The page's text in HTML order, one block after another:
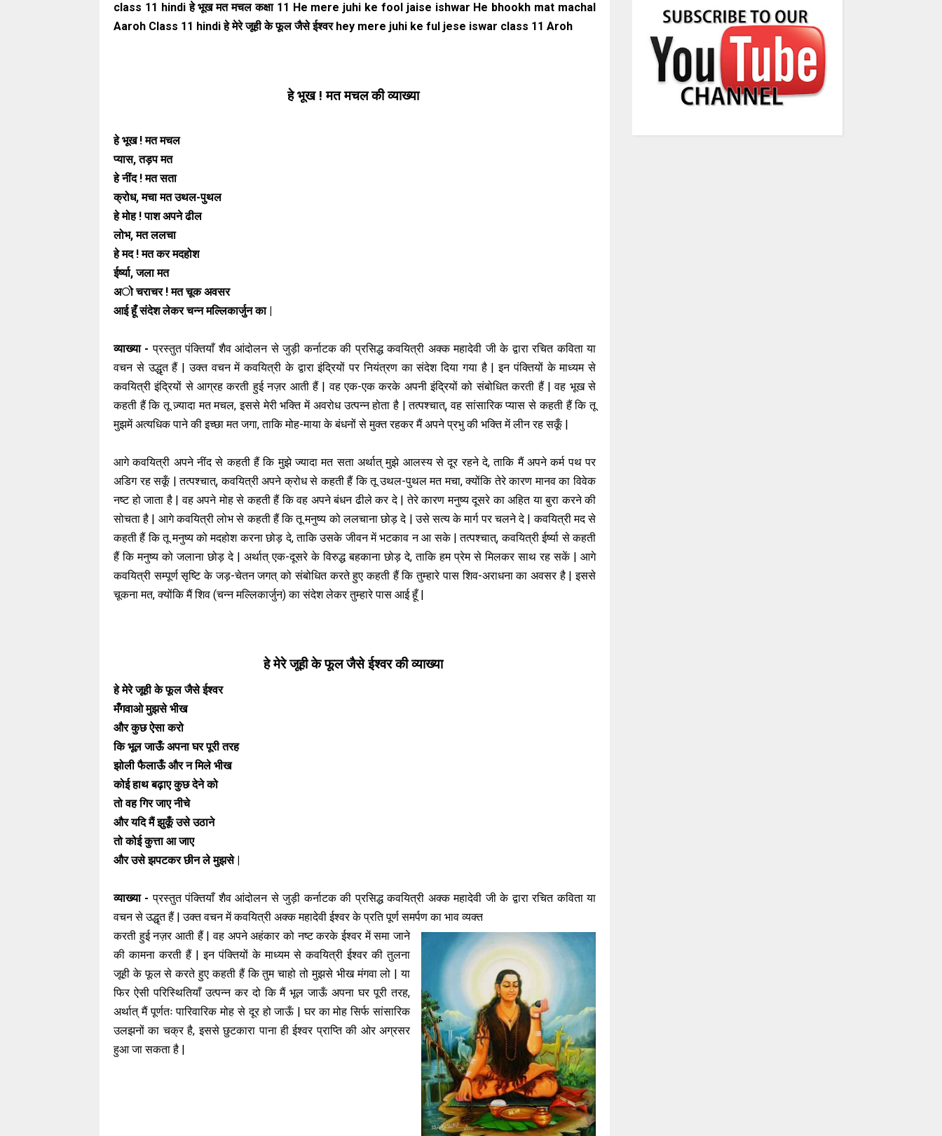
class 11 hindi हे भूख मत मचल कक्षा 11 He mere juhi ke fool jaise ishwar He bhookh mat machal
Aaroh Class 11 hindi हे मेरे जूही के फूल जैसे ईश्वर hey mere juhi ke ful jese iswar class 11 Aroh
हे भूख ! मत मचल की व्याख्या
हे भूख ! मत मचल
प्यास, तड़प मत
हे नींद ! मत सता
क्रोध, मचा मत उथल-पुथल
हे मोह ! पाश अपने ढील
लोभ, मत ललचा
हे मद ! मत कर मदहोश
ईर्ष्या, जला मत
अो चराचर ! मत चूक अवसर
आई हूँ संदेश लेकर चन्न मल्लिकार्जुन का |
व्याख्या - प्रस्तुत पंक्तियाँ शैव आंदोलन से जुड़ी कर्नाटक की प्रसिद्ध कवयित्री अक्क महादेवी जी के द्वारा रचित कविता या
वचन से उद्धृत हैं | उक्त वचन में कवयित्री के द्वारा इंद्रियों पर नियंत्रण का संदेश दिया गया है | इन पंक्तियों के माध्यम से
कवयित्री इंद्रियों से आग्रह करती हुई नज़र आती हैं | वह एक-एक करके अपनी इंद्रियों को संबोधित करती हैं | वह भूख से
कहती हैं कि तू ज़्यादा मत मचल, इससे मेरी भक्ति में अवरोध उत्पन्न होता है | तत्पश्चात्, वह सांसारिक प्यास से कहती हैं कि तू
मुझमें अत्यधिक पाने की इच्छा मत जगा, ताकि मोह-माया के बंधनों से मुक्त रहकर मैं अपने प्रभु की भक्ति में लीन रह सकूँ |
आगे कवयित्री अपने नींद से कहती हैं कि मुझे ज्यादा मत सता अर्थात् मुझे आलस्य से दूर रहने दे, ताकि मैं अपने कर्म पथ पर
अडिग रह सकूँ | तत्पश्चात्, कवयित्री अपने क्रोध से कहती हैं कि तू उथल-पुथल मत मचा, क्योंकि तेरे कारण मानव का विवेक
नष्ट हो जाता है | वह अपने मोह से कहती हैं कि वह अपने बंधन ढीले कर दे | तेरे कारण मनुष्य दूसरे का अहित या बुरा करने की
सोचता है | आगे कवयित्री लोभ से कहती हैं कि तू मनुष्य को ललचाना छोड़ दे | उसे सत्य के मार्ग पर चलने दे | कवयित्री मद से
कहती हैं कि तू मनुष्य को मदहोश करना छोड़ दे, ताकि उसके जीवन में भटकाव न आ सके | तत्पश्चात्, कवयित्री ईर्ष्या से कहती
हैं कि मनुष्य को जलाना छोड़ दे | अर्थात् एक-दूसरे के विरुद्ध बहकाना छोड़ दे, ताकि हम प्रेम से मिलकर साथ रह सकें | आगे
कवयित्री सम्पूर्ण सृष्टि के जड़-चेतन जगत् को संबोधित करते हुए कहती हैं कि तुम्हारे पास शिव-अराधना का अवसर है | इससे
चूकना मत, क्योंकि मैं शिव (चन्न मल्लिकार्जुन) का संदेश लेकर तुम्हारे पास आई हूँ |
हे मेरे जूही के फूल जैसे ईश्वर की व्याख्या
हे मेरे जूही के फूल जैसे ईश्वर
मँगवाओ मुझसे भीख
और कुछ ऐसा करो
कि भूल जाऊँ अपना घर पूरी तरह
झोली फैलाऊँ और न मिले भीख
कोई हाथ बढ़ाए कुछ देने को
तो वह गिर जाए नीचे
और यदि मैं झुकूँ उसे उठाने
तो कोई कुत्ता आ जाए
और उसे झपटकर छीन ले मुझसे |
व्याख्या - प्रस्तुत पंक्तियाँ शैव आंदोलन से जुड़ी कर्नाटक की प्रसिद्ध कवयित्री अक्क महादेवी जी के द्वारा रचित कविता या
वचन से उद्धृत हैं | उक्त वचन में कवयित्री अक्क महादेवी ईश्वर के प्रति पूर्ण समर्पण का भाव व्यक्त
करती हुई नज़र आती हैं | वह अपने अहंकार को नष्ट करके ईश्वर में समा जाने
की कामना करती हैं | इन पंक्तियों के माध्यम से कवयित्री ईश्वर की तुलना
जूही के फूल से करते हुए कहती हैं कि तुम चाहो तो मुझसे भीख मंगवा लो | या
फिर ऐसी परिस्थितियाँ उत्पन्न कर दो कि मैं भूल जाऊँ अपना घर पूरी तरह,
अर्थात् मैं पूर्णतः पारिवारिक मोह से दूर हो जाऊँ | घर का मोह सिर्फ सांसारिक
उलझनों का चक्र है, इससे छुटकारा पाना ही ईश्वर प्राप्ति की ओर अग्रसर
हुआ जा सकता है |